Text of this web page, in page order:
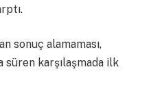
sonuç alamaması,
süren karşılaşmada ilk